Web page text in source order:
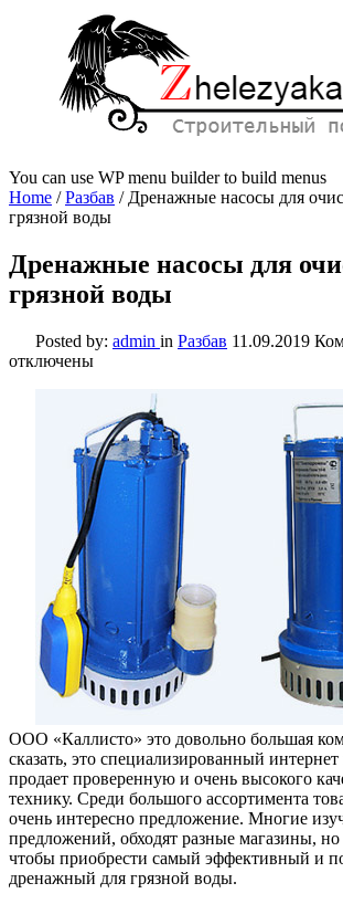
You can use WP menu builder to build menus
Home /Разбав / Дренажные насосы для
грязной воды
Дренажные насосы для
грязной воды
Posted by: admin in Разбав 11.09.2019
отключены
ООО «Каллисто» это довольно большая
сказать, это специализированный
продает проверенную и очень высокого
технику. Среди большого ассортимента
очень интересно предложение. Многие
предложений, обходят разные магазины, но
чтобы приобрести самый эффективный и
дренажный для грязной воды.